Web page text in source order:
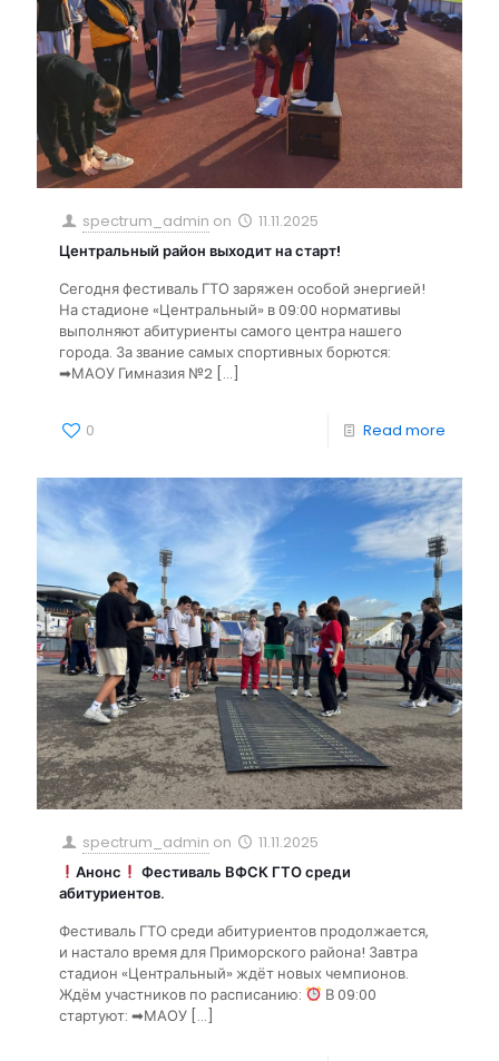
spectrum_admin on
11.11.2025
Центральный район выходит на старт!
Сегодня фестиваль ГТО заряжен особой энергией!
На стадионе «Центральный» в 09:00 нормативы
выполняют абитуриенты самого центра нашего
города. За звание самых спортивных борются:
➡МАОУ Гимназия №2 […]
0 Read more
spectrum_admin on
11.11.2025
Анонс
Фестиваль ВФСК ГТО среди
абитуриентов.
Фестиваль ГТО среди абитуриентов продолжается,
и настало время для Приморского района! Завтра
стадион «Центральный» ждёт новых чемпионов.
Ждём участников по расписанию:
В 09:00
стартуют: ➡МАОУ […]